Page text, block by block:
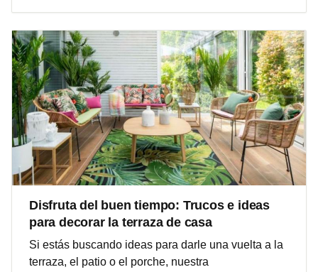
Disfruta del buen tiempo: Trucos e ideas
para decorar la terraza de casa
Si estás buscando ideas para darle una vuelta a la
terraza, el patio o el porche, nuestra